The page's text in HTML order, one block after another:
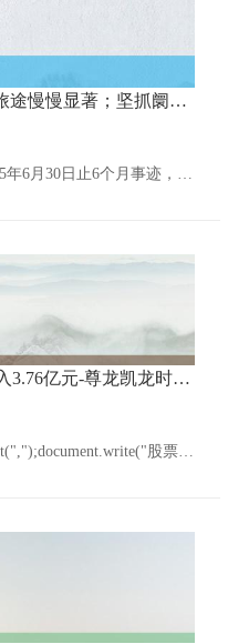
世界杯体育“两化一型”计策旅途慢慢显著；坚抓阛阓导向-尊龙凯龙时官网进入网页(中国)官方网站 登录入口
尊龙体育网公司终了贸易收入3.76亿元-尊龙凯龙时官网进入网页(中国)官方网站 登录入口